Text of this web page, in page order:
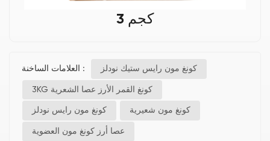
3 كجم
العلامات الساخنة : كونغ مون رايس ستيك نودلز
3KG كونغ القمر الأرز عصا الشعرية
كونغ مون رايس نودلز كونغ مون شعيرية
عصا أرز كونغ مون العضوية